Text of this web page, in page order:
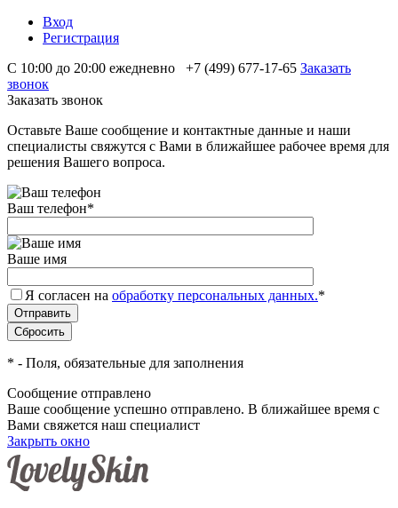
Вход
Регистрация
С 10:00 до 20:00 ежедневно
+7 (499) 677-17-65 Заказать
звонок
Заказать звонок
Оставьте Ваше сообщение и контактные данные и наши
специалисты свяжутся с Вами в ближайшее рабочее время для
решения Вашего вопроса.
Ваш телефон*
Ваше имя
Я согласен на обработку персональных данных.*
* - Поля, обязательные для заполнения
Сообщение отправлено
Ваше сообщение успешно отправлено. В ближайшее время с
Вами свяжется наш специалист
Закрыть окно